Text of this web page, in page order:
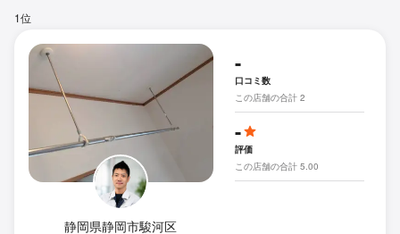
1位
静岡県静岡市駿河区
-
口コミ数
この店舗の合計 2
-
評価
この店舗の合計 5.00